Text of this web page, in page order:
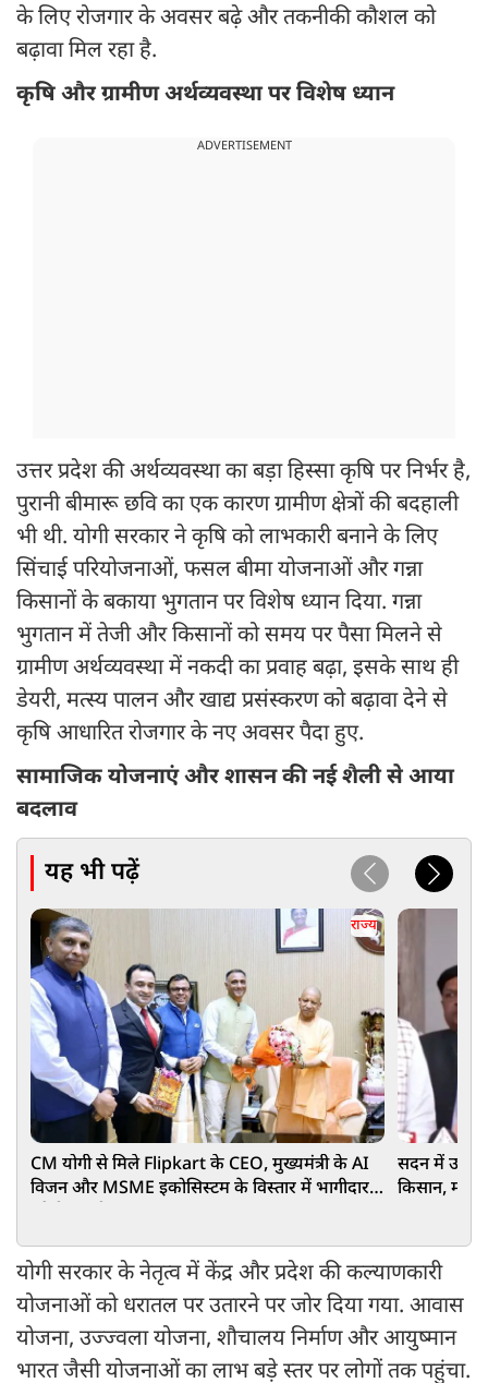
के लिए रोजगार के अवसर बढ़े और तकनीकी कौशल को
बढ़ावा मिल रहा है.
कृषि और ग्रामीण अर्थव्यवस्था पर विशेष ध्यान
ADVERTISEMENT
उत्तर प्रदेश की अर्थव्यवस्था का बड़ा हिस्सा कृषि पर निर्भर है,
पुरानी बीमारू छवि का एक कारण ग्रामीण क्षेत्रों की बदहाली
भी थी. योगी सरकार ने कृषि को लाभकारी बनाने के लिए
सिंचाई परियोजनाओं, फसल बीमा योजनाओं और गन्ना
किसानों के बकाया भुगतान पर विशेष ध्यान दिया. गन्ना
भुगतान में तेजी और किसानों को समय पर पैसा मिलने से
ग्रामीण अर्थव्यवस्था में नकदी का प्रवाह बढ़ा, इसके साथ ही
डेयरी, मत्स्य पालन और खाद्य प्रसंस्करण को बढ़ावा देने से
कृषि आधारित रोजगार के नए अवसर पैदा हुए.
सामाजिक योजनाएं और शासन की नई शैली से आया
बदलाव
यह भी पढ़ें
राज्य
CM योगी से मिले Flipkart के CEO, मुख्यमंत्री के AI
विजन और MSME इकोसिस्टम के विस्तार में भागीदार
सदन में
किसान,
योगी सरकार के नेतृत्व में केंद्र और प्रदेश की कल्याणकारी
योजनाओं को धरातल पर उतारने पर जोर दिया गया. आवास
योजना, उज्ज्वला योजना, शौचालय निर्माण और आयुष्मान
भारत जैसी योजनाओं का लाभ बड़े स्तर पर लोगों तक पहुंचा.